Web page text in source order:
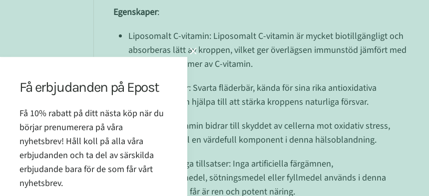
Egenskaper:
Liposomalt C-vitamin: Liposomalt C-vitamin är mycket biotillgängligt och
absorberas lätt av kroppen, vilket ger överlägsen immunstöd jämfört med
traditionella former av C-vitamin.
Svarta fläderbär: Svarta fläderbär, kända för sina rika antioxidativa
egenskaper, kan hjälpa till att stärka kroppens naturliga försvar.
E-vitamin: E-vitamin bidrar till skyddet av cellerna mot oxidativ stress,
vilket gör det till en värdefull komponent i denna hälsoblandning.
Fritt från onödiga tillsatser: Inga artificiella färgämnen,
konserveringsmedel, sötningsmedel eller fyllmedel används i denna
produkt. Allt du får är ren och potent näring.
Få erbjudanden på Epost
Få 10% rabatt på ditt nästa köp när du
börjar prenumerera på våra
nyhetsbrev! Håll koll på alla våra
erbjudanden och ta del av särskilda
erbjudande bara för de som får vårt
nyhetsbrev.